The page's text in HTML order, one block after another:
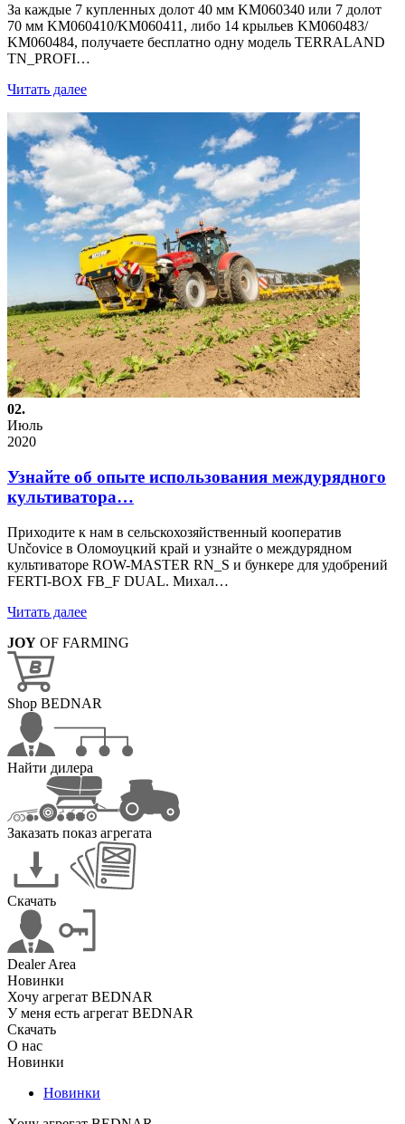
За каждые 7 купленных долот 40 мм KM060340 или 7 долот
70 мм KM060410/KM060411, либо 14 крыльев KM060483/
KM060484, получаете бесплатно одну модель TERRALAND
TN_PROFI…
Читать далее
02.
Июль
2020
Узнайте об опыте использования междурядного
культиватора…
Приходите к нам в сельскохозяйственный кооператив
Unčovice в Оломоуцкий край и узнайте о междурядном
культиваторе ROW-MASTER RN_S и бункере для удобрений
FERTI-BOX FB_F DUAL. Михал…
Читать далее
JOY OF FARMING
Shop BEDNAR
Найти дилера
Заказать показ агрегата
Скачать
Dealer Area
Новинки
Хочу агрегат BEDNAR
У меня есть агрегат BEDNAR
Скачать
О нас
Новинки
Новинки